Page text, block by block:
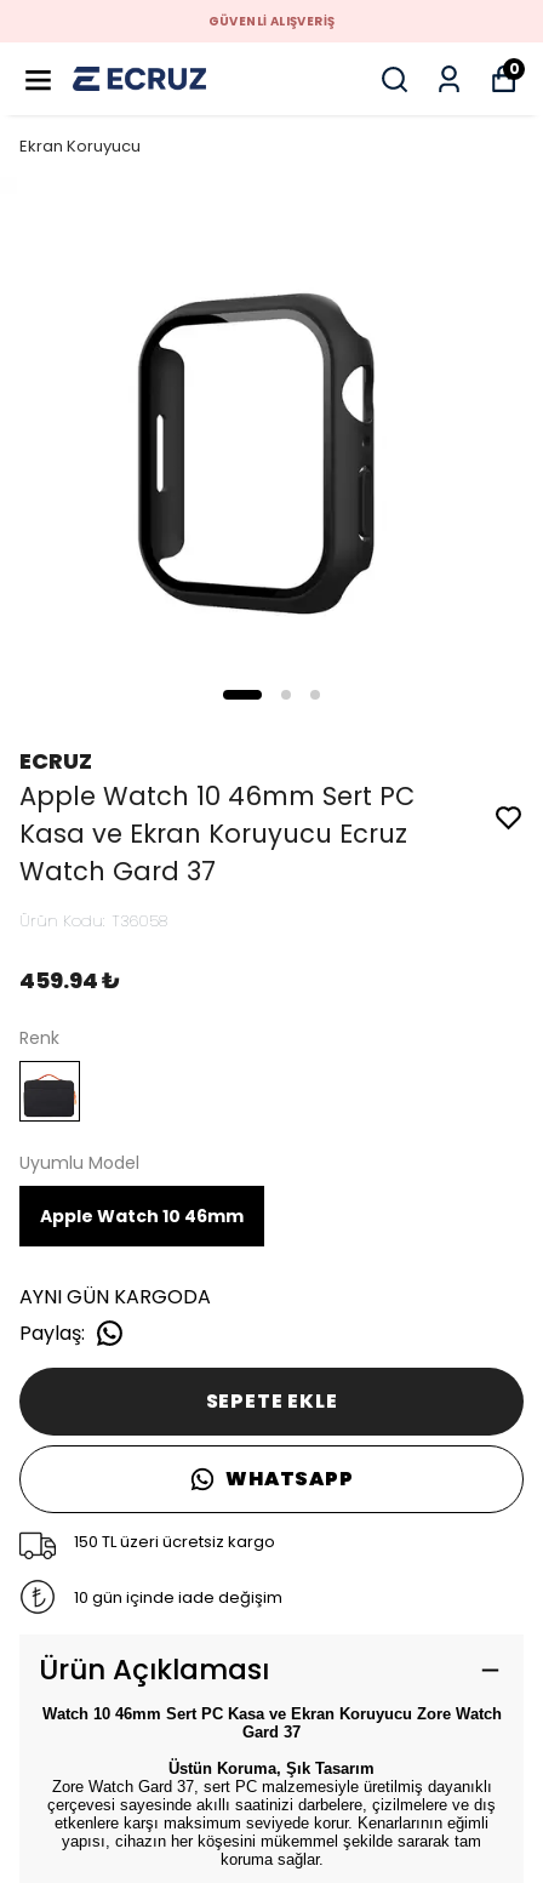
GÜVENLİ ALIŞVERİŞ
0
Ekran Koruyucu
ECRUZ
Apple Watch 10 46mm Sert PC
Kasa ve Ekran Koruyucu Ecruz
Watch Gard 37
Ürün Kodu: T36058
459.94 ₺
Renk
Uyumlu Model
Apple Watch 10 46mm
AYNI GÜN KARGODA
Paylaş:
SEPETE EKLE
WHATSAPP
150 TL üzeri ücretsiz kargo
10 gün içinde iade değişim
Ürün Açıklaması
Watch 10 46mm Sert PC Kasa ve Ekran Koruyucu Zore Watch
Gard 37
Üstün Koruma, Şık Tasarım
Zore Watch Gard 37, sert PC malzemesiyle üretilmiş dayanıklı
çerçevesi sayesinde akıllı saatinizi darbelere, çizilmelere ve dış
etkenlere karşı maksimum seviyede korur. Kenarlarının eğimli
yapısı, cihazın her köşesini mükemmel şekilde sararak tam
koruma sağlar.